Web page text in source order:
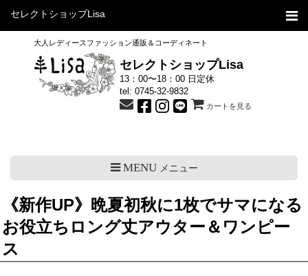
セレクトショップLisa
大人レディースファッション通販＆コーディネート
セレクトショップLisa
13：00〜18：00 日定休
tel: 0745-32-9832
カートを見る
MENUメニュー
《新作UP》晩夏初秋に1枚でサマになる
お役立ちロング丈アウター＆ワンピー
ス